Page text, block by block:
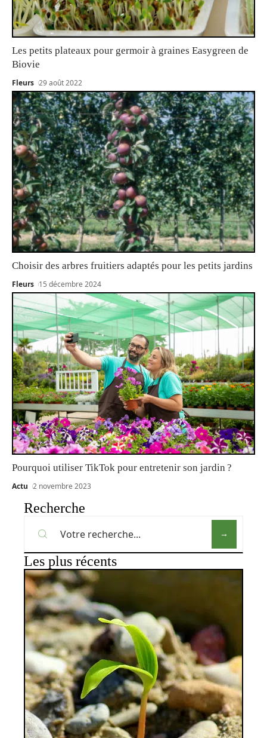
Les petits plateaux pour germoir à graines Easygreen de
Biovie
Fleurs 29 août 2022
Choisir des arbres fruitiers adaptés pour les petits jardins
Fleurs 15 décembre 2024
Pourquoi utiliser TikTok pour entretenir son jardin ?
Actu 2 novembre 2023
Recherche
Les plus récents